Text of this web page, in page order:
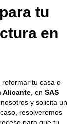
tu
en
reformar tu casa o
Alicante, en SAS
y solicita un
resolveremos
para que tu